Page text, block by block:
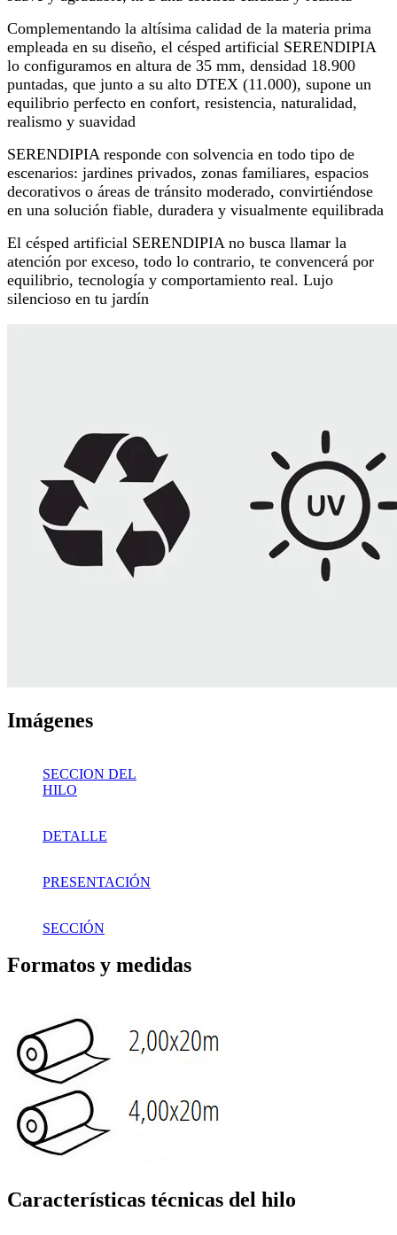
Complementando la altísima calidad de la materia prima
empleada en su diseño, el césped artificial SERENDIPIA
lo configuramos en altura de 35 mm, densidad 18.900
puntadas, que junto a su alto DTEX (11.000), supone un
equilibrio perfecto en confort, resistencia, naturalidad,
realismo y suavidad
SERENDIPIA responde con solvencia en todo tipo de
escenarios: jardines privados, zonas familiares, espacios
decorativos o áreas de tránsito moderado, convirtiéndose
en una solución fiable, duradera y visualmente equilibrada
El césped artificial SERENDIPIA no busca llamar la
atención por exceso, todo lo contrario, te convencerá por
equilibrio, tecnología y comportamiento real. Lujo
silencioso en tu jardín
Imágenes
SECCION DEL
HILO
DETALLE
PRESENTACIÓN
SECCIÓN
Formatos y medidas
Características técnicas del hilo